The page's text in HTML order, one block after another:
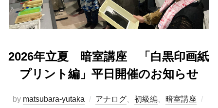
2026年立夏 暗室講座 「白黒印画紙
プリント編」平日開催のお知らせ
by matsubara-yutaka アナログ 初級編 暗室講座